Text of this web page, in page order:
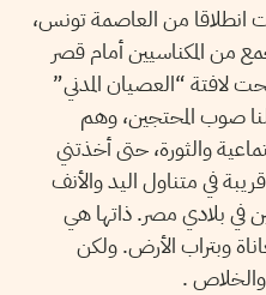
من العاصمة تونس،
من المكناسيين أمام قصر
لافتة “العصيان المدني”
صوب المحتجين، وهم
والثورة، حتى أخذتني
في متناول اليد والأنف
في بلادي مصر. ذاتها هي
وبتراب الأرض. ولكن
والخلاص .